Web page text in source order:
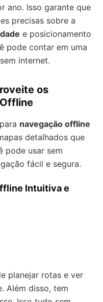
ano. Isso garante que
precisas sobre a
e posicionamento
pode contar em uma
internet.
os
navegação offline
detalhados que
pode usar sem
fácil e segura.
Intuitiva e
planejar rotas e ver
Além disso, tem